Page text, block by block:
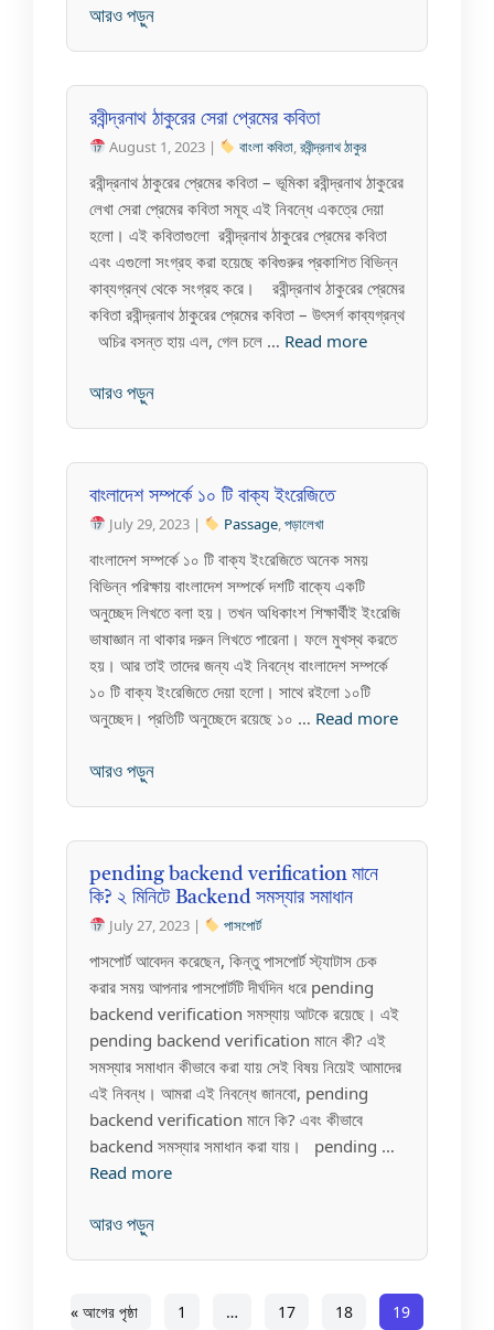
আরও পড়ুন
রবীন্দ্রনাথ ঠাকুরের সেরা প্রেমের কবিতা
August 1, 2023 |
বাংলা কবিতা,রবীন্দ্রনাথ ঠাকুর
রবীন্দ্রনাথ ঠাকুরের প্রেমের কবিতা – ভূমিকা রবীন্দ্রনাথ ঠাকুরের
লেখা সেরা প্রেমের কবিতা সমূহ এই নিবন্ধে একত্রে দেয়া
হলো। এই কবিতাগুলো রবীন্দ্রনাথ ঠাকুরের প্রেমের কবিতা
এবং এগুলো সংগ্রহ করা হয়েছে কবিগুরুর প্রকাশিত বিভিন্ন
কাব্যগ্রন্থ থেকে সংগ্রহ করে। রবীন্দ্রনাথ ঠাকুরের প্রেমের
কবিতা রবীন্দ্রনাথ ঠাকুরের প্রেমের কবিতা – উৎসর্গ কাব্যগ্রন্থ
অচির বসন্ত হায় এল, গেল চলে … Read more
আরও পড়ুন
বাংলাদেশ সম্পর্কে ১০ টি বাক্য ইংরেজিতে
July 29, 2023 |
Passage,পড়ালেখা
বাংলাদেশ সম্পর্কে ১০ টি বাক্য ইংরেজিতে অনেক সময়
বিভিন্ন পরিক্ষায় বাংলাদেশ সম্পর্কে দশটি বাক্যে একটি
অনুচ্ছেদ লিখতে বলা হয়। তখন অধিকাংশ শিক্ষার্থীই ইংরেজি
ভাষাজ্ঞান না থাকার দরুন লিখতে পারেনা। ফলে মুখস্থ করতে
হয়। আর তাই তাদের জন্য এই নিবন্ধে বাংলাদেশ সম্পর্কে
১০ টি বাক্য ইংরেজিতে দেয়া হলো। সাথে রইলো ১০টি
অনুচ্ছেদ। প্রতিটি অনুচ্ছেদে রয়েছে ১০ … Read more
আরও পড়ুন
pending backend verification মানে
কি? ২ মিনিটে Backend সমস্যার সমাধান
July 27, 2023 |
পাসপোর্ট
পাসপোর্ট আবেদন করেছেন, কিন্তু পাসপোর্ট স্ট্যাটাস চেক
করার সময় আপনার পাসপোর্টটি দীর্ঘদিন ধরে pending
backend verification সমস্যায় আটকে রয়েছে। এই
pending backend verification মানে কী? এই
সমস্যার সমাধান কীভাবে করা যায় সেই বিষয় নিয়েই আমাদের
এই নিবন্ধ। আমরা এই নিবন্ধে জানবো, pending
backend verification মানে কি? এবং কীভাবে
backend সমস্যার সমাধান করা যায়। pending …
Read more
আরও পড়ুন
« আগের পৃষ্ঠা 1 … 17 18 19